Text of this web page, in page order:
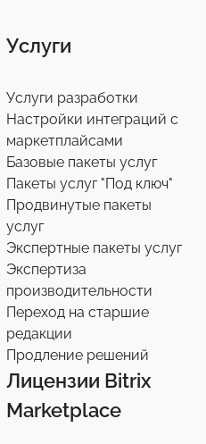
Услуги
Услуги разработки
Настройки интеграций с
маркетплайсами
Базовые пакеты услуг
Пакеты услуг "Под ключ"
Продвинутые пакеты
услуг
Экспертные пакеты услуг
Экспертиза
производительности
Переход на старшие
редакции
Продление решений
Лицензии Bitrix
Marketplace